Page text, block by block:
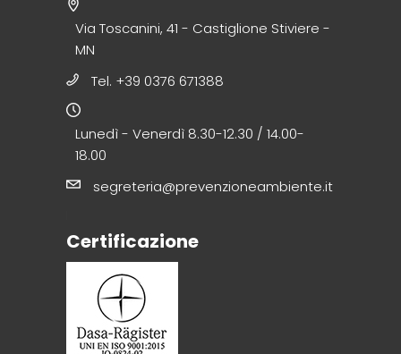
Via Toscanini, 41 - Castiglione Stiviere -
MN
Tel. +39 0376 671388
Lunedì - Venerdì 8.30-12.30 / 14.00-
18.00
segreteria@prevenzioneambiente.it
Certificazione